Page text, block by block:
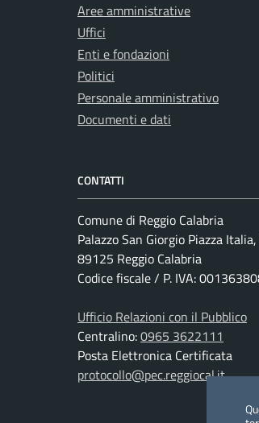
Aree amministrative
Uffici
Enti e fondazioni
Politici
Personale amministrativo
Documenti e dati
CONTATTI
Comune di Reggio Calabria
Palazzo San Giorgio Piazza
89125 Reggio Calabria
Codice fiscale / P. IVA:
Ufficio Relazioni con il Pubblico
Centralino:0965 3622111
Posta Elettronica Certificata
protocollo@pec.reggiocal.it